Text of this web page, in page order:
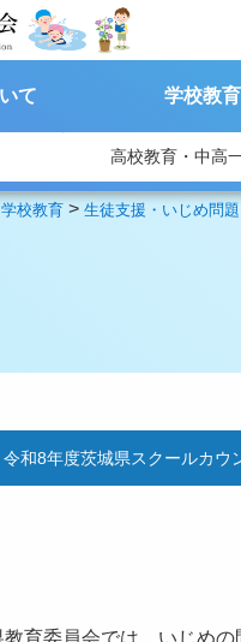
て 学校教育
高校教育・中高
学校教育 >生徒支援・いじめ問題
令和8年度茨城県スクールカウ